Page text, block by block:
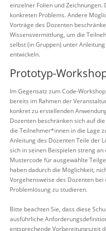
einzelner Folien und Zeichnungen.
konkreten Problems. Andere
Vorträge des Dozenten
Wissensvermittlung, um die
selbst (in Gruppen) unter
entwickeln.
Prototyp-
Im Gegensatz zum Code-
bereits im Rahmen der
konkret zu erstellenden
Dozenten beschränken sich auf
die Teilnehmer*innen in die Lage
Anleitung des Dozenten Teile der
sich in seinen Beispielen streng
Mustercode für ausgewählte
haben dadurch die Möglichkeit,
Vorgehensweise des Dozenten
Problemlösung zu studieren.
Bitte beachten Sie, dass diese
ausführliche
entsprechende Vorbereitungszeit